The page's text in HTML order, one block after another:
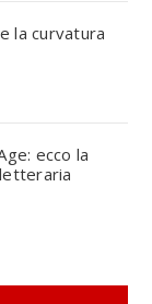
la curvatura
ecco la